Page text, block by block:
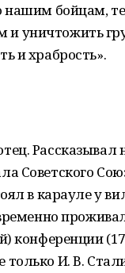
нашим бойцам,
уничтожить
и храбрость».
Рассказывал
Советского
в карауле у
И. В.